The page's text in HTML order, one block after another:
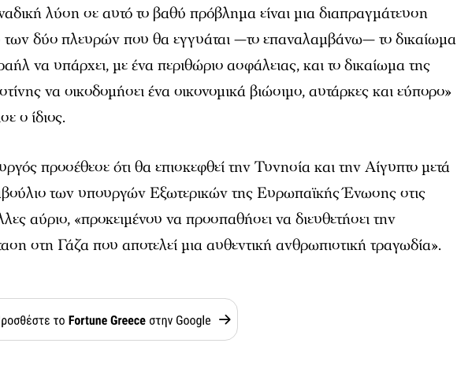
λύση σε αυτό το βαθύ πρόβλημα είναι μια διαπραγμάτευση
των δύο πλευρών που θα εγγυάται —το επαναλαμβάνω— το δικαίωμα
να υπάρχει, με ένα περιθώριο ασφάλειας, και το δικαίωμα της
να οικοδομήσει ένα οικονομικά βιώσιμο, αυτάρκες και εύπορο»
ο ίδιος.
προσέθεσε ότι θα επισκεφθεί την Τυνησία και την Αίγυπτο μετά
των υπουργών Εξωτερικών της Ευρωπαϊκής Ένωσης στις
αύριο, «προκειμένου να προσπαθήσει να διευθετήσει την
στη Γάζα που αποτελεί μια αυθεντική ανθρωπιστική τραγωδία».